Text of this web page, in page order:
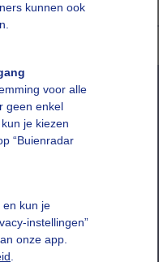
kunnen ook
voor alle
geen enkel
je kiezen
“Buienradar
en kun je
instellingen”
onze app.